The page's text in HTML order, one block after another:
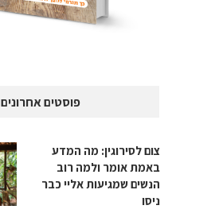
פוסטים אחרונים
צום לסירוגין: מה המדע
באמת אומר ולמה רוב
הנשים שמגיעות אליי כבר
ניסו